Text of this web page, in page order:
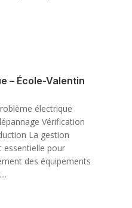
– École-Valentin
électrique
Vérification
La gestion
essentielle pour
des équipements